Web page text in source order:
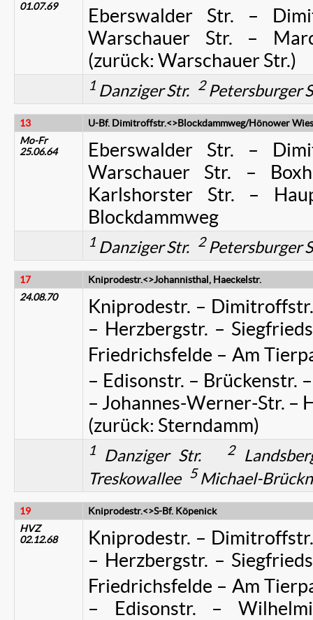
01.07.69
Eberswalder Str. –
Warschauer Str. –
(zurück: Warschauer Str.)
1 Danziger Str. 2Petersburger
13
U-Bf. Dimitroffstr.<>Blockdammweg/Hönower
Mo-Fr
25.06.64
Eberswalder Str. –
Warschauer Str. –
Karlshorster Str. –
Blockdammweg
1 Danziger Str. 2Petersburger
17
Kniprodestr.<>Johannisthal, Haeckelstr.
24.08.70
Kniprodestr. – Dimitroffstr.
– Herzbergstr. –
Friedrichsfelde – Am
– Edisonstr. – Brückenstr.
– Johannes-Werner-Str. –
(zurück: Sterndamm)
1 Danziger Str. 2
Treskowallee 5Michael-
19
Kniprodestr.<>S-Bf. Köpenick
HVZ
02.12.68
Kniprodestr. – Dimitroffstr.
– Herzbergstr. –
Friedrichsfelde – Am
– Edisonstr. –